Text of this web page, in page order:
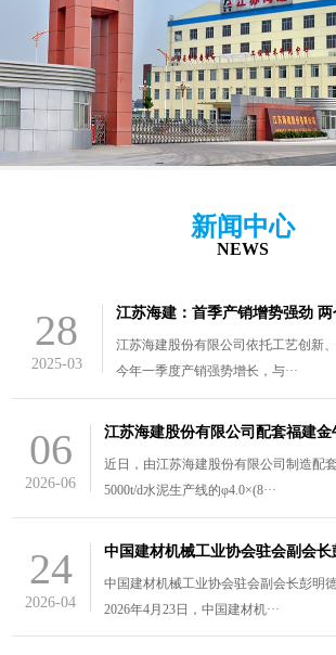
新闻中心
NEWS
28
2025-03
江苏海建：首季产销增势强劲
江苏海建股份有限公司依托工艺创新
今年一季度产销强势增长，与···
06
2026-06
近日，由江苏海建股份有限公司制造配
5000t/d水泥生产线的φ4.0×(8···
24
2026-04
中国建材机械工业协会驻会副会长彭明
2026年4月23日，中国建材机···